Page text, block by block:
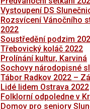
Vystoupení DS
Rozsvícení Vánočního
2022
Soustředění podzim
Třebovický koláč 2022
Prolínání kultur, Karviná
Sochovy národopisné
Tábor Radkov 2022 –
Lidé lidem Ostrava 2022
Folklorní odpoledne v
Domov pro seniory